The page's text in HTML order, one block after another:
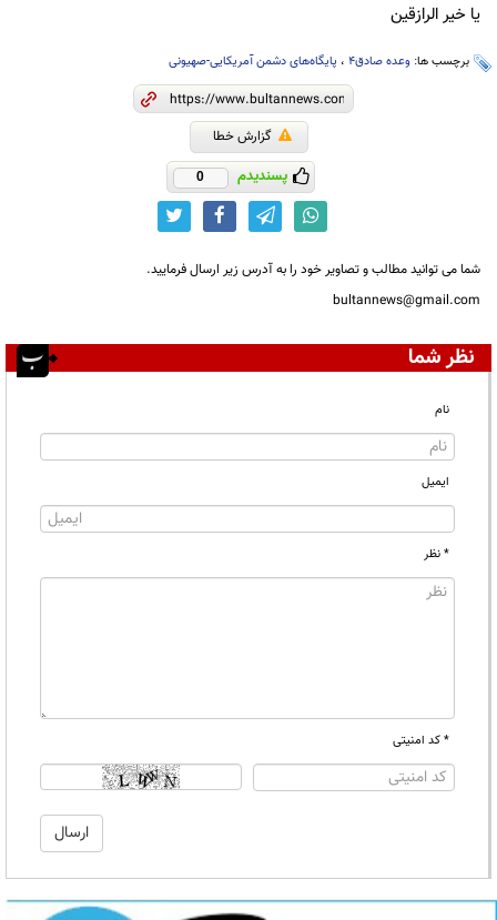
یا خیر الرازقین
برچسب ها: وعده صادق۴ ، پایگاه‌های دشمن آمریکایی-صهیونی
گزارش خطا
پسندیدم 0
شما می توانید مطالب و تصاویر خود را به آدرس زیر ارسال فرمایید.
bultannews@gmail.com
نظر شما
نام
ایمیل
* نظر
* کد امنیتی